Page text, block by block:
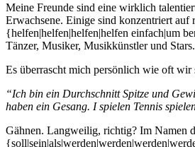
Meine Freunde sind eine wirklich
Erwachsene. Einige sind konzentriert
{helfen|helfen|helfen|helfen einfach|um
Tänzer, Musiker, Musikkünstler und
Es überrascht mich persönlich wie oft
“Ich bin ein Durchschnitt Spitze und
haben ein Gesang. I spielen Tennis
Gähnen. Langweilig, richtig? Im Namen